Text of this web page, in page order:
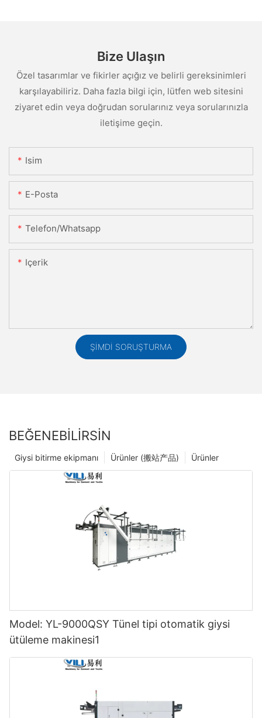
Bize Ulaşın
Özel tasarımlar ve fikirler açığız ve belirli gereksinimleri
karşılayabiliriz. Daha fazla bilgi için, lütfen web sitesini
ziyaret edin veya doğrudan sorularınız veya sorularınızla
iletişime geçin.
Isim
E-Posta
Telefon/whatsapp
Içerik
ŞIMDI SORUŞTURMA
BEĞENEBILIRSIN
Ürünler
Ürünler (搬站产品)
Giysi bitirme ekipmanı
Model: YL-9000QSY Tünel tipi otomatik giysi
ütüleme makinesi1